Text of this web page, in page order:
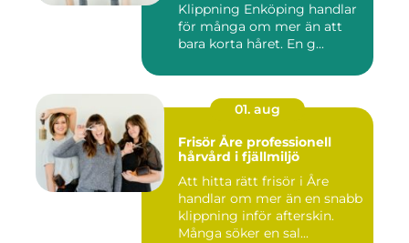
Klippning Enköping handlar
för många om mer än att
bara korta håret. En g...
01. aug
Frisör Åre professionell
hårvård i fjällmiljö
Att hitta rätt frisör i Åre
handlar om mer än en snabb
klippning inför afterskin.
Många söker en sal...